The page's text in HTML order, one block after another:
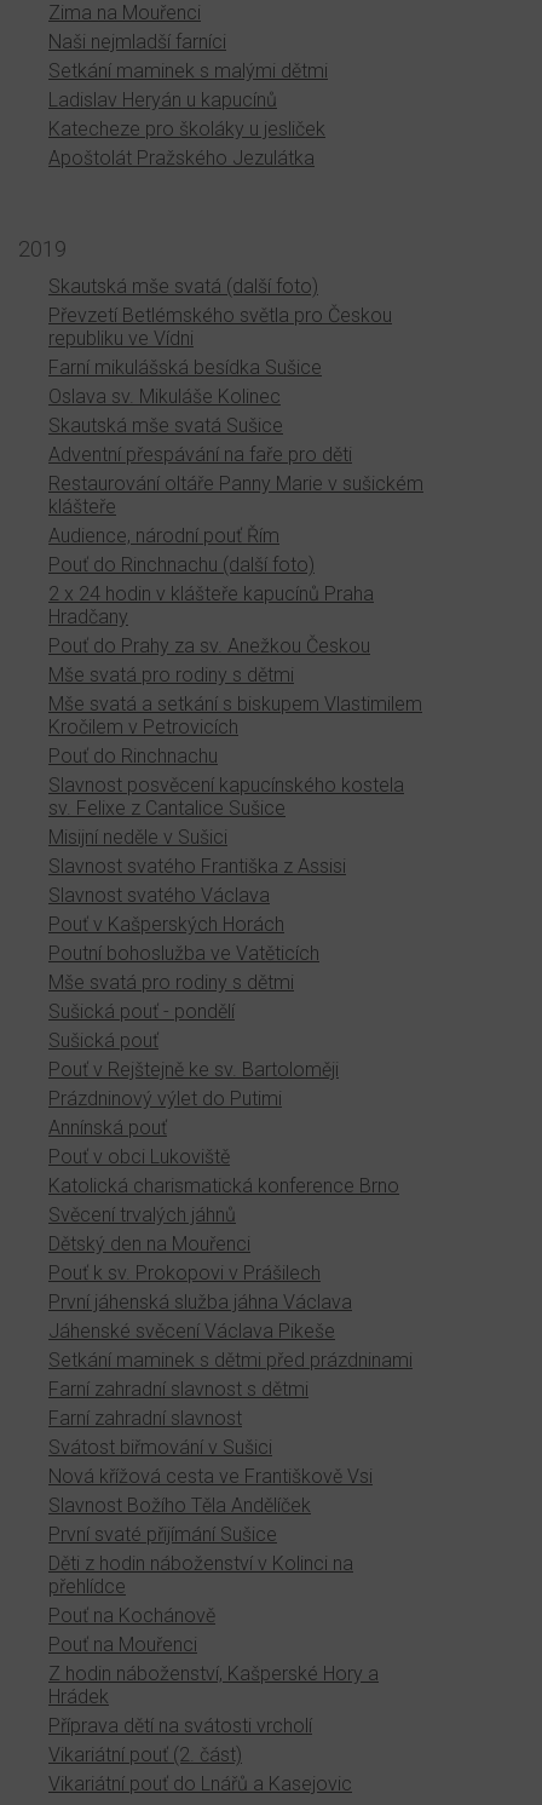
Zima na Mouřenci
Naši nejmladší farníci
Setkání maminek s malými dětmi
Ladislav Heryán u kapucínů
Katecheze pro školáky u jesliček
Apoštolát Pražského Jezulátka
2019
Skautská mše svatá (další foto)
Převzetí Betlémského světla pro Českou
republiku ve Vídni
Farní mikulášská besídka Sušice
Oslava sv. Mikuláše Kolinec
Skautská mše svatá Sušice
Adventní přespávání na faře pro děti
Restaurování oltáře Panny Marie v sušickém
klášteře
Audience, národní pouť Řím
Pouť do Rinchnachu (další foto)
2 x 24 hodin v klášteře kapucínů Praha
Hradčany
Pouť do Prahy za sv. Anežkou Českou
Mše svatá pro rodiny s dětmi
Mše svatá a setkání s biskupem Vlastimilem
Kročilem v Petrovicích
Pouť do Rinchnachu
Slavnost posvěcení kapucínského kostela
sv. Felixe z Cantalice Sušice
Misijní neděle v Sušici
Slavnost svatého Františka z Assisi
Slavnost svatého Václava
Pouť v Kašperských Horách
Poutní bohoslužba ve Vatěticích
Mše svatá pro rodiny s dětmi
Sušická pouť - pondělí
Sušická pouť
Pouť v Rejštejně ke sv. Bartoloměji
Prázdninový výlet do Putimi
Annínská pouť
Pouť v obci Lukoviště
Katolická charismatická konference Brno
Svěcení trvalých jáhnů
Dětský den na Mouřenci
Pouť k sv. Prokopovi v Prášilech
První jáhenská služba jáhna Václava
Jáhenské svěcení Václava Pikeše
Setkání maminek s dětmi před prázdninami
Farní zahradní slavnost s dětmi
Farní zahradní slavnost
Svátost biřmování v Sušici
Nová křížová cesta ve Františkově Vsi
Slavnost Božího Těla Andělíček
První svaté přijímání Sušice
Děti z hodin náboženství v Kolinci na
přehlídce
Pouť na Kochánově
Pouť na Mouřenci
Z hodin náboženství, Kašperské Hory a
Hrádek
Příprava dětí na svátosti vrcholí
Vikariátní pouť (2. část)
Vikariátní pouť do Lnářů a Kasejovic